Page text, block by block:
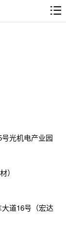
光机电产业园
）
道16号（宏达